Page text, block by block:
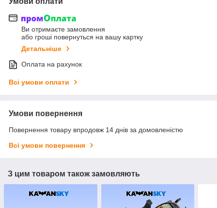
Ви отримаєте замовлення
або гроші повернуться на вашу картку
Детальніше
Оплата на рахунок
Всі умови оплати
Умови повернення
Повернення товару впродовж 14 днів за домовленістю
Всі умови повернення
З цим товаром також замовляють